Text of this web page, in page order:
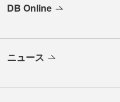
DB Online
ニュース